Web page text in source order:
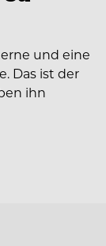
und eine
Das ist der
ihn